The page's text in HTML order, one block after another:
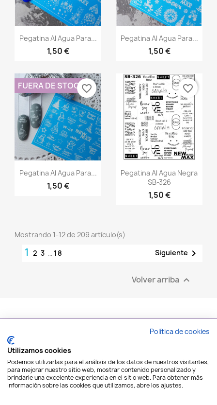
Vista rápida
Pegatina Al Agua Para...
1,50 €
Vista rápida
Pegatina Al Agua Para...
1,50 €
Vista rápida
Pegatina Al Agua Para...
1,50 €
FUERA DE STOCKfavorite_border
Vista rápida
Pegatina Al Agua Negra
SB-326
1,50 €
favorite_border
Mostrando 1-12 de 209 artículo(s)
1 2 3 … 18 Siguiente 
Volver arriba 
PRODUCTOS
NAIL SHOP ART 
Política de cookies
Utilizamos cookies
Podemos utilizarlas para el análisis de los datos de nuestros visitantes,
para mejorar nuestro sitio web, mostrar contenido personalizado y
brindarle una excelente experiencia en el sitio web. Para obtener más
información sobre las cookies que utilizamos, abre los ajustes.